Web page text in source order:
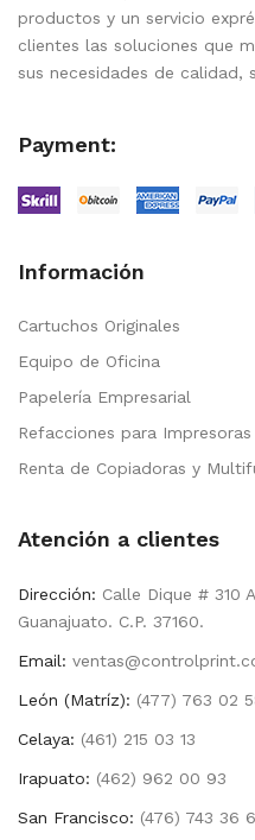
productos y un servicio
clientes las soluciones que
sus necesidades de calidad,
Payment:
Información
Cartuchos Originales
Equipo de Oficina
Papelería Empresarial
Refacciones para Impresoras
Renta de Copiadoras y
Atención a clientes
Dirección: Calle Dique # 310
Guanajuato. C.P. 37160.
Email:
León (Matríz): (477) 763 02
Celaya: (461) 215 03 13
Irapuato: (462) 962 00 93
San Francisco: (476) 743 36